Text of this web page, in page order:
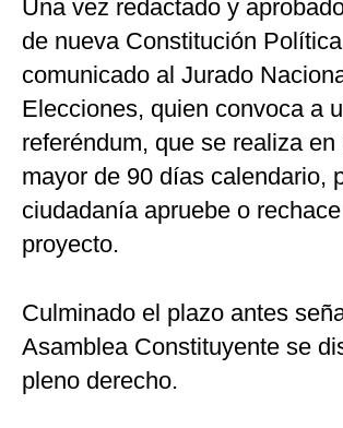
Una vez redactado y
de nueva Constitución
comunicado al Jurado
Elecciones, quien convoca a
referéndum, que se realiza
mayor de 90 días calendario,
ciudadanía apruebe o
proyecto.
Culminado el plazo antes
Asamblea Constituyente se
pleno derecho.